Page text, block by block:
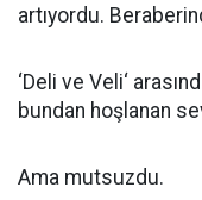
artıyordu.
‘Deli ve Veli‘
bundan hoşlanan
Ama mutsuzdu.